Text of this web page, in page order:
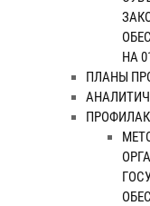
НА
ПЛАНЫ